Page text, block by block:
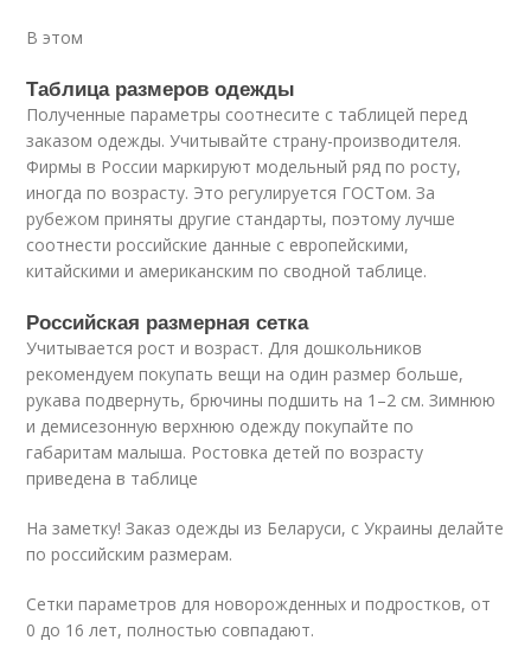
В этом
Таблица размеров одежды
Полученные параметры соотнесите с таблицей перед
заказом одежды. Учитывайте страну-производителя.
Фирмы в России маркируют модельный ряд по росту,
иногда по возрасту. Это регулируется ГОСТом. За
рубежом приняты другие стандарты, поэтому лучше
соотнести российские данные с европейскими,
китайскими и американским по сводной таблице.
Российская размерная сетка
Учитывается рост и возраст. Для дошкольников
рекомендуем покупать вещи на один размер больше,
рукава подвернуть, брючины подшить на 1–2 см. Зимнюю
и демисезонную верхнюю одежду покупайте по
габаритам малыша. Ростовка детей по возрасту
приведена в таблице
На заметку! Заказ одежды из Беларуси, с Украины делайте
по российским размерам.
Сетки параметров для новорожденных и подростков, от
0 до 16 лет, полностью совпадают.